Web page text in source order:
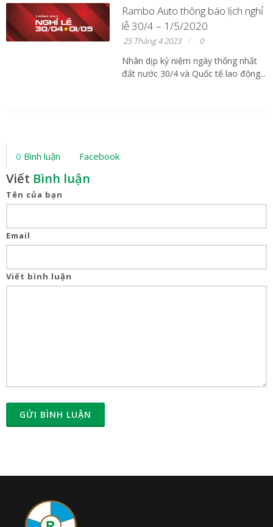
Rambo Auto thông báo lịch nghỉ
lễ 30/4 – 1/5/2020
25 Tháng 4 2023 0
Nhân dịp kỷ niệm ngày thống nhất
đất nước 30/4 và Quốc tế lao động...
0 Bình luận Facebook
Viết Bình luận
Tên của bạn
Email
Viết bình luận
GỬI BÌNH LUẬN